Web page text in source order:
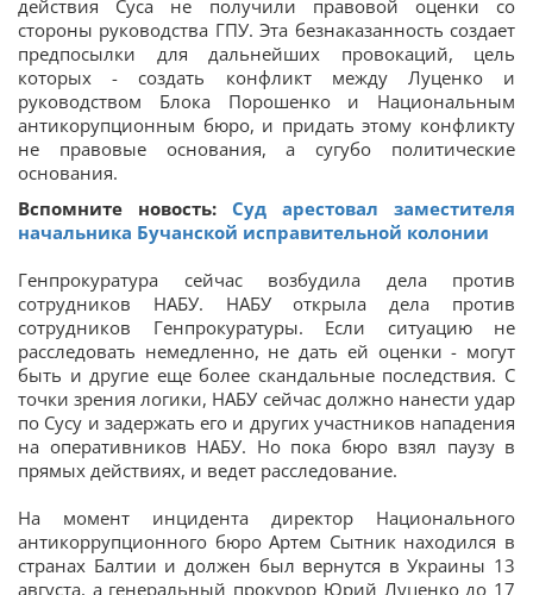
действия Суса не получили правовой оценки со
стороны руководства ГПУ. Эта безнаказанность создает
предпосылки для дальнейших провокаций, цель
которых - создать конфликт между Луценко и
руководством Блока Порошенко и Национальным
антикорупционным бюро, и придать этому конфликту
не правовые основания, а сугубо политические
основания.
Вспомните новость: Суд арестовал заместителя
начальника Бучанской исправительной колонии
Генпрокуратура сейчас возбудила дела против
сотрудников НАБУ. НАБУ открыла дела против
сотрудников Генпрокуратуры. Если ситуацию не
расследовать немедленно, не дать ей оценки - могут
быть и другие еще более скандальные последствия. С
точки зрения логики, НАБУ сейчас должно нанести удар
по Сусу и задержать его и других участников нападения
на оперативников НАБУ. Но пока бюро взял паузу в
прямых действиях, и ведет расследование.
На момент инцидента директор Национального
антикоррупционного бюро Артем Сытник находился в
странах Балтии и должен был вернутся в Украины 13
августа, а генеральный прокурор Юрий Луценко до 17